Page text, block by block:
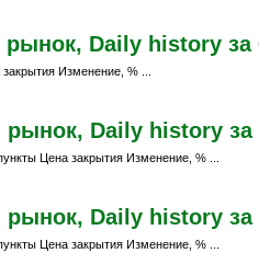
Daily history за
Изменение, % ...
Daily history за
Цена закрытия Изменение, % ...
Daily history за
Цена закрытия Изменение, % ...